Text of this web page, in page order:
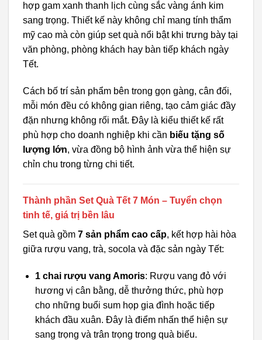
hợp gam xanh thanh lịch cùng sắc vàng ánh kim
sang trọng. Thiết kế này không chỉ mang tính thẩm
mỹ cao mà còn giúp set quà nổi bật khi trưng bày tại
văn phòng, phòng khách hay bàn tiếp khách ngày
Tết.
Cách bố trí sản phẩm bên trong gọn gàng, cân đối,
mỗi món đều có không gian riêng, tạo cảm giác đầy
đặn nhưng không rối mắt. Đây là kiểu thiết kế rất
phù hợp cho doanh nghiệp khi cần biếu tặng số
lượng lớn, vừa đồng bộ hình ảnh vừa thể hiện sự
chỉn chu trong từng chi tiết.
Thành phần Set Quà Tết 7 Món – Tuyển chọn
tinh tế, giá trị bền lâu
Set quà gồm 7 sản phẩm cao cấp, kết hợp hài hòa
giữa rượu vang, trà, socola và đặc sản ngày Tết:
1 chai rượu vang Amoris: Rượu vang đỏ với
hương vị cân bằng, dễ thưởng thức, phù hợp
cho những buổi sum họp gia đình hoặc tiếp
khách đầu xuân. Đây là điểm nhấn thể hiện sự
sang trọng và trân trọng trong quà biếu.